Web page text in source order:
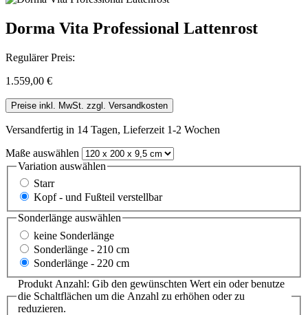
Dorma Vita Professional Lattenrost
Regulärer Preis:
1.559,00 €
Preise inkl. MwSt. zzgl. Versandkosten
Versandfertig in 14 Tagen, Lieferzeit 1-2 Wochen
Maße auswählen
Variation auswählen
Starr
Kopf - und Fußteil verstellbar
Sonderlänge auswählen
keine Sonderlänge
Sonderlänge - 210 cm
Sonderlänge - 220 cm
Produkt Anzahl: Gib den gewünschten Wert ein oder benutze
die Schaltflächen um die Anzahl zu erhöhen oder zu
reduzieren.